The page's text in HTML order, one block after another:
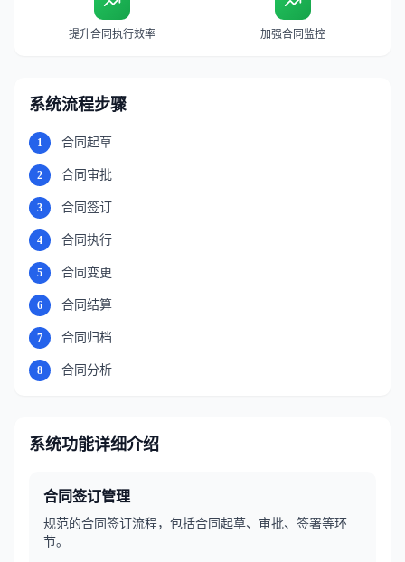
提升合同执行效率 加强合同监控
系统流程步骤
1 合同起草
2 合同审批
3 合同签订
4 合同执行
5 合同变更
6 合同结算
7 合同归档
8 合同分析
系统功能详细介绍
合同签订管理
规范的合同签订流程，包括合同起草、审批、签署等环
节。